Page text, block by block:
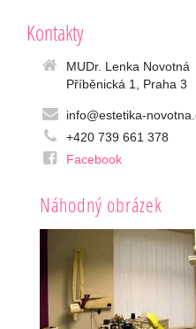
Kontakty
MUDr. Lenka Novotná
Příběnická 1, Praha 3
info@estetika-
+420 739 661 378
Facebook
Náhodný obrázek